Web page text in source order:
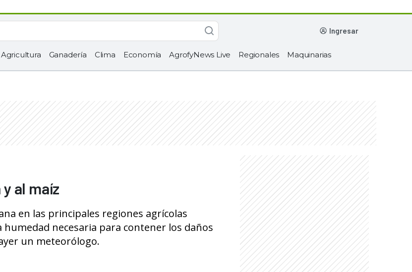
ingresar
Agricultura Ganadería Clima Economía AgrofyNews Live Regionales Maquinarias
al maíz
en las principales regiones agrícolas
necesaria para contener los daños
un meteorólogo.